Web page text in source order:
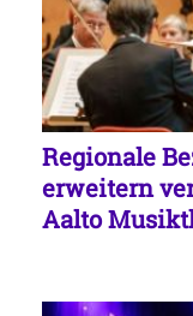
Regionale
erweitern
Aalto